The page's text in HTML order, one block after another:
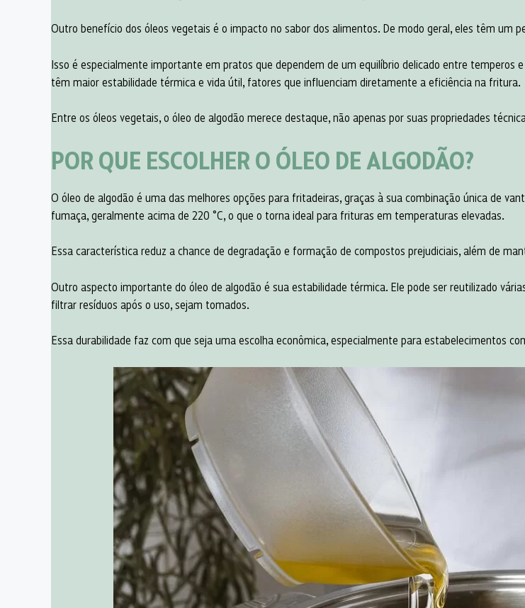
Outro benefício dos óleos vegetais é o impacto no sabor dos alimentos. De modo geral, eles têm um
Isso é especialmente importante em pratos que dependem de um equilíbrio delicado entre temperos
têm maior estabilidade térmica e vida útil, fatores que influenciam diretamente a eficiência na fritura.
Entre os óleos vegetais, o óleo de algodão merece destaque, não apenas por suas propriedades
POR QUE ESCOLHER O ÓLEO DE ALGODÃO?
O óleo de algodão é uma das melhores opções para fritadeiras, graças à sua combinação única de
fumaça, geralmente acima de 220 °C, o que o torna ideal para frituras em temperaturas elevadas.
Essa característica reduz a chance de degradação e formação de compostos prejudiciais, além de
Outro aspecto importante do óleo de algodão é sua estabilidade térmica. Ele pode ser reutilizado
filtrar resíduos após o uso, sejam tomados.
Essa durabilidade faz com que seja uma escolha econômica, especialmente para estabelecimentos